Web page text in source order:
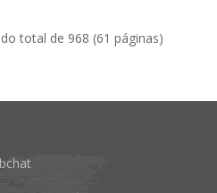
total de 968 (61 páginas)